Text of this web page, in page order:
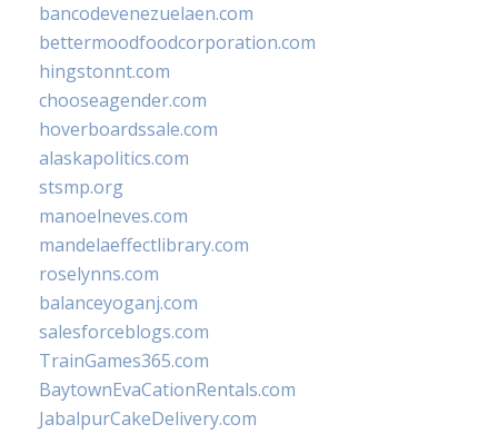
bancodevenezuelaen.com
bettermoodfoodcorporation.com
hingstonnt.com
chooseagender.com
hoverboardssale.com
alaskapolitics.com
stsmp.org
manoelneves.com
mandelaeffectlibrary.com
roselynns.com
balanceyoganj.com
salesforceblogs.com
TrainGames365.com
BaytownEvaCationRentals.com
JabalpurCakeDelivery.com